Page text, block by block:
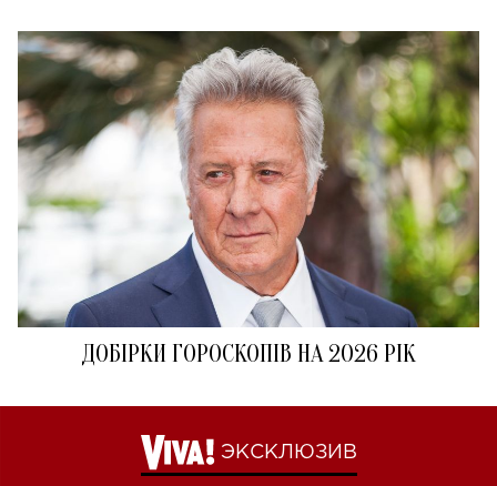
ДОБІРКИ ГОРОСКОПІВ НА 2026 РІК
ЭКСКЛЮЗИВ